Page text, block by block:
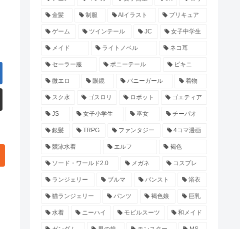
金髪 制服 AIイラスト プリキュア
ゲーム ツインテール JC 女子中学生
メイド ライトノベル ネコ耳
セーラー服 ポニーテール ビキニ
微エロ 眼鏡 バニーガール 着物
スク水 ゴスロリ ロボット ゴエティア
JS 女子小学生 巫女 チーパオ
銀髪 TRPG ファンタジー 4コマ漫画
競泳水着 エルフ 褐色
ソード・ワールド2.0 メガネ コスプレ
ランジェリー ブルマ パンスト 浴衣
猫ランジェリー パンツ 褐色娘 巨乳
水着 ニーハイ モビルスーツ 和メイド